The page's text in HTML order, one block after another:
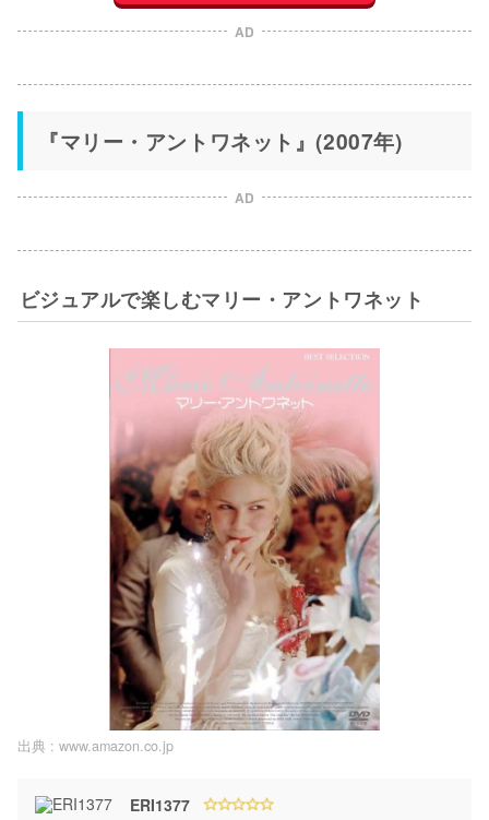
AD
『マリー・アントワネット』(2007年)
AD
ビジュアルで楽しむマリー・アントワネット
出典 : www.amazon.co.jp
ERI1377